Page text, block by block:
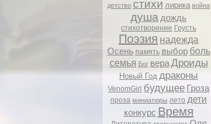
детство стихи лирика война
душа дождь
стихотворение Грусть
Поэзия надежда
Осень память выбор боль
семья Бог вера Дроиды
Новый Год драконы
VenomGirl будущее Гроза
проза миниатюры лето дети
конкурс Время